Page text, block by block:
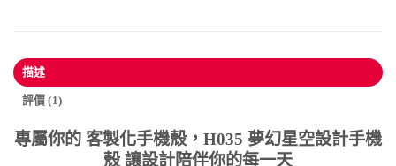
描述
評價 (1)
專屬你的 客製化手機殼，H035 夢幻星空設計手機
殼 讓設計陪伴你的每一天